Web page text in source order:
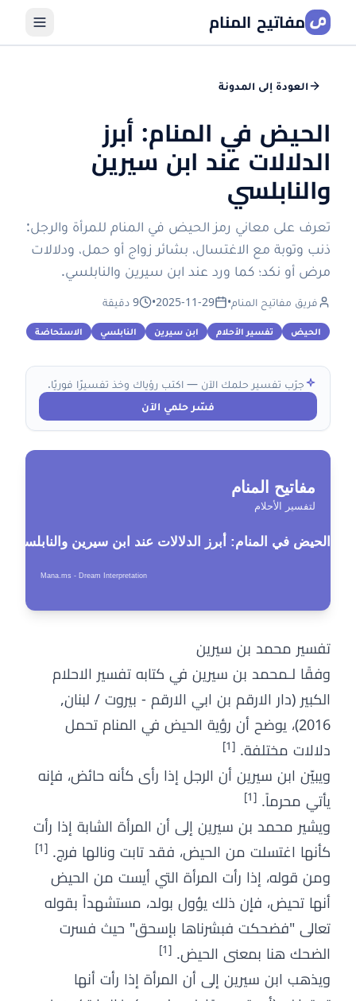
مفاتيح المنام
العودة إلى المدونة
الحيض في المنام: أبرز
الدلالات عند ابن سيرين
والنابلسي
تعرف على معاني رمز الحيض في المنام للمرأة والرجل:
ذنب وتوبة مع الاغتسال، بشائر زواج أو حمل، ودلالات
مرض أو نكد؛ كما ورد عند ابن سيرين والنابلسي.
فريق مفاتيح المنام•
2025-11-29
• 9 دقيقة
الحيض تفسير الأحلام ابن سيرين النابلسي الاستحاضة
جرّب تفسير حلمك الآن — اكتب رؤياك وخذ تفسيرًا فوريًا.
فسّر حلمي الآن
تفسير محمد بن سيرين
وفقًا لـمحمد بن سيرين في كتابه تفسير الاحلام
الكبير (دار الارقم بن ابي الارقم - بيروت / لبنان,
2016)، يوضح أن رؤية الحيض في المنام تحمل
دلالات مختلفة. [1]
ويبيّن ابن سيرين أن الرجل إذا رأى كأنه حائض، فإنه
يأتي محرماً. [1]
ويشير محمد بن سيرين إلى أن المرأة الشابة إذا رأت
كأنها اغتسلت من الحيض، فقد تابت ونالها فرج. [1]
ومن قوله، إذا رأت المرأة التي أيست من الحيض
أنها تحيض، فإن ذلك يؤول بولد، مستشهداً بقوله
تعالى "فضحكت فبشرناها بإسحق" حيث فسرت
الضحك هنا بمعنى الحيض. [1]
ويذهب ابن سيرين إلى أن المرأة إذا رأت أنها